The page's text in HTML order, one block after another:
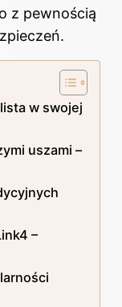
z pewnością
w swojej
uszami –
–